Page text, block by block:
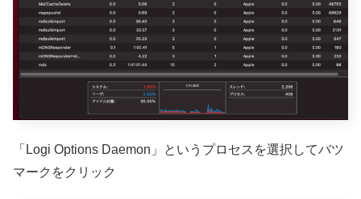
「Logi Options Daemon」というプロセスを選択してバツ
マークをクリック